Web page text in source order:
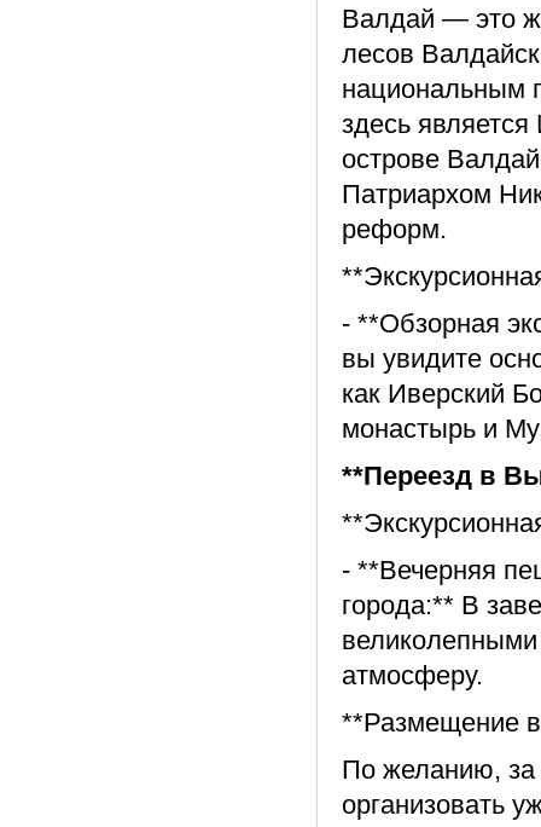
Валдай — это
лесов
национальным
здесь
острове
Патриархом
реформ.
- **Обзорная
вы увидите
как Иверский
монастырь и
**Переезд в
- **Вечерняя
города:** В
атмосферу.
**Размещение
По желанию, за
организовать